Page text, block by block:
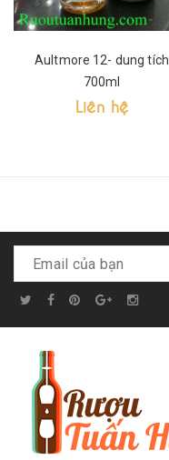
Aultmore 12- dung tích
700ml
Liên hệ